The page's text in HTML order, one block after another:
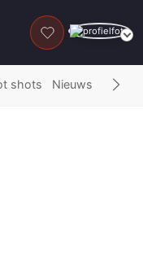
DONEER
shots Nieuws Fails